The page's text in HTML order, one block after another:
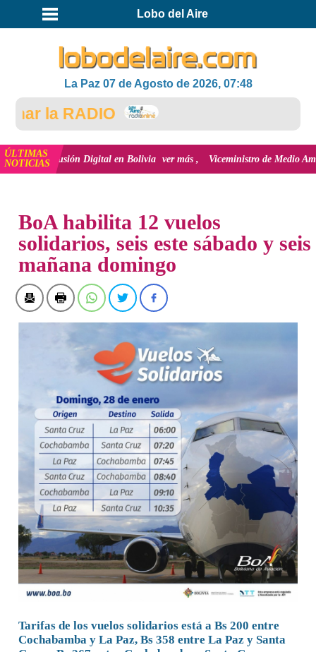
Lobo del Aire
La Paz 07 de Agosto de 2026, 07:48
la RADIO
ÚLTIMAS
NOTICIASDigital en Bolivia ver más Viceministro de Medio Ambiente,
BoA habilita 12 vuelos
solidarios, seis este sábado y seis
mañana domingo
Tarifas de los vuelos solidarios está a Bs 200 entre
Cochabamba y La Paz, Bs 358 entre La Paz y Santa